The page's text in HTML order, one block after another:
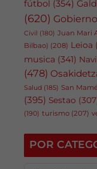
fútbol (354)
(620)
Civil (180) Juan Mari
Bilbao) (208) Leioa
musica (341)
(478)
Salud (185) San
(395) Sestao
(190) turismo (207)
POR